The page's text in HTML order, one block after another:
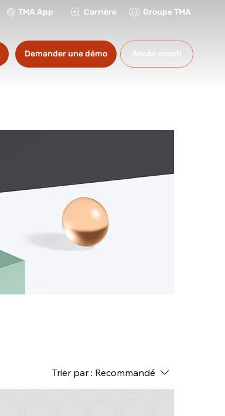
TMA App Carrière Groupe TMA
Demander une démo Accès coach
Trier par : Recommandé